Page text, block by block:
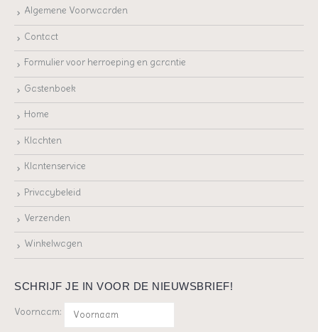
Algemene Voorwaarden
Contact
Formulier voor herroeping en garantie
Gastenboek
Home
Klachten
Klantenservice
Privacybeleid
Verzenden
Winkelwagen
SCHRIJF JE IN VOOR DE NIEUWSBRIEF!
Voornaam: